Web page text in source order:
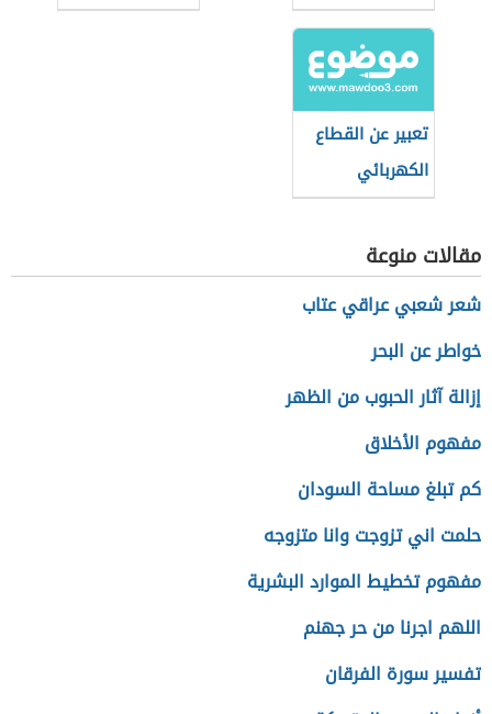
التعبير
تعبير عن القطاع
الكهربائي
مقالات منوعة
شعر شعبي عراقي عتاب
خواطر عن البحر
إزالة آثار الحبوب من الظهر
مفهوم الأخلاق
كم تبلغ مساحة السودان
حلمت اني تزوجت وانا متزوجه
مفهوم تخطيط الموارد البشرية
اللهم اجرنا من حر جهنم
تفسير سورة الفرقان